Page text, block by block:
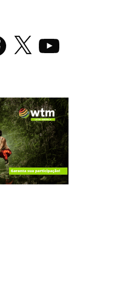
X YouTube